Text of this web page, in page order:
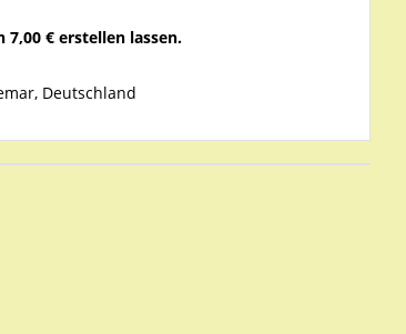
€ erstellen lassen.